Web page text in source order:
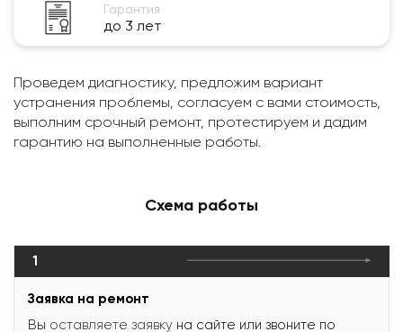
Гарантия
до 3 лет
Проведем диагностику, предложим вариант
устранения проблемы, согласуем с вами стоимость,
выполним срочный ремонт, протестируем и дадим
гарантию на выполненные работы.
Схема работы
1
Заявка на ремонт
Вы оставляете заявку на сайте или звоните по